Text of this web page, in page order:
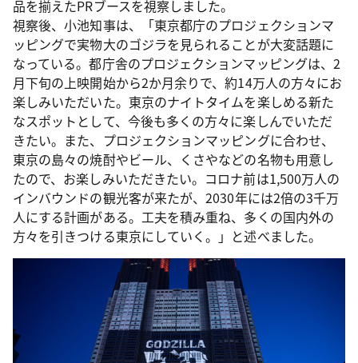
品を揃えたPRブースを視察しました。
視察後、小池知事は、「東京都庁のプロジェクションマ
ッピングで実物大のゴジラを見られることが大変話題に
なっている。都庁舎のプロジェクションマッピングは、2
月下旬の上映開始から2か月余りで、約14万人の方々にお
楽しみいただいた。東京のナイトタイムを楽しめる新た
なスポットとして、今後も多くの方々に楽しんでいただ
きたい。また、プロジェクションマッピングに合わせ、
東京の島々の焼酎やビール、くさやなどの名物も用意し
たので、お楽しみいただきたい。コロナ前は1,500万人の
インバウンドの観光客が来たが、2030年には2倍の3千万
人にする計画がある。工夫を積み重ね、多くの国内外の
方々を引きつける東京にしていく。」と述べました。